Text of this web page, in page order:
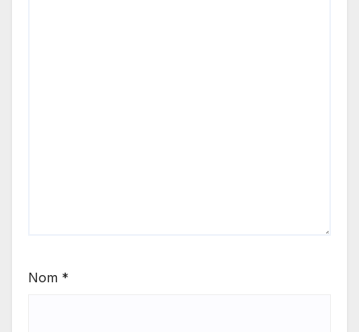
Nom *